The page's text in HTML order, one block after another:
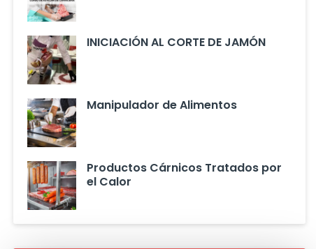
INICIACIÓN AL CORTE DE JAMÓN
Manipulador de Alimentos
Productos Cárnicos Tratados por
el Calor